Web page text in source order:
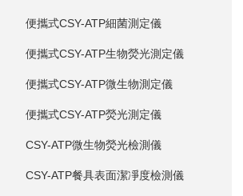
便攜式CSY-ATP細菌測定儀
便攜式CSY-ATP生物熒光測定儀
便攜式CSY-ATP微生物測定儀
便攜式CSY-ATP熒光測定儀
CSY-ATP微生物熒光檢測儀
CSY-ATP餐具表面潔凈度檢測儀